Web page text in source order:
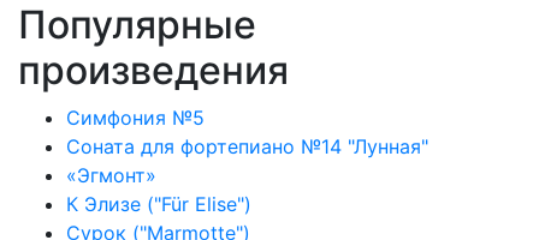
Популярные
произведения
Симфония №5
Соната для фортепиано №14 "Лунная"
«Эгмонт»
К Элизе ("Für Elise")
Сурок ("Marmotte")